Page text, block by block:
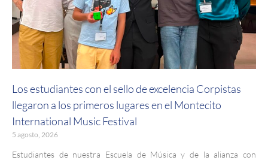
Los estudiantes con el sello de excelencia Corpistas
llegaron a los primeros lugares en el Montecito
International Music Festival
5 agosto, 2026
Estudiantes de nuestra Escuela de Música y de la alianza con